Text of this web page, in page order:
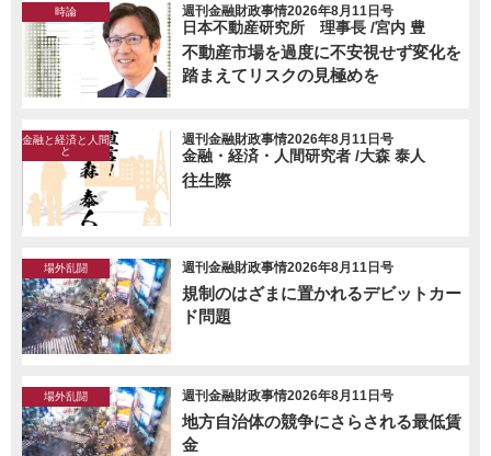
時論 週刊金融財政事情2026年8月11日号
日本不動産研究所 理事長 /宮内 豊
不動産市場を過度に不安視せず変化を
踏まえてリスクの見極めを
金融と経済と人間
と
週刊金融財政事情2026年8月11日号
金融・経済・人間研究者 /大森 泰人
往生際
場外乱闘 週刊金融財政事情2026年8月11日号
規制のはざまに置かれるデビットカー
ド問題
場外乱闘 週刊金融財政事情2026年8月11日号
地方自治体の競争にさらされる最低賃
金